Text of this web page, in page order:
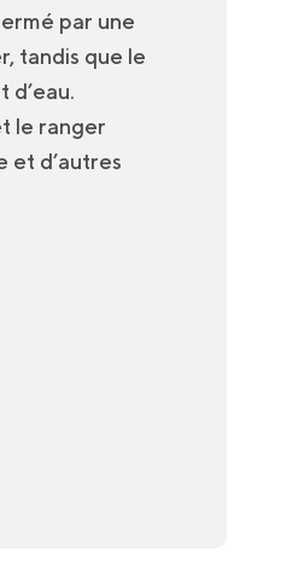
par une
tandis que le
d’eau.
le ranger
et d’autres